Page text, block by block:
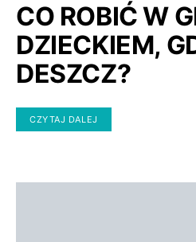
CO ROBIĆ W
DZIECKIEM,
DESZCZ?
CZYTAJ DALEJ